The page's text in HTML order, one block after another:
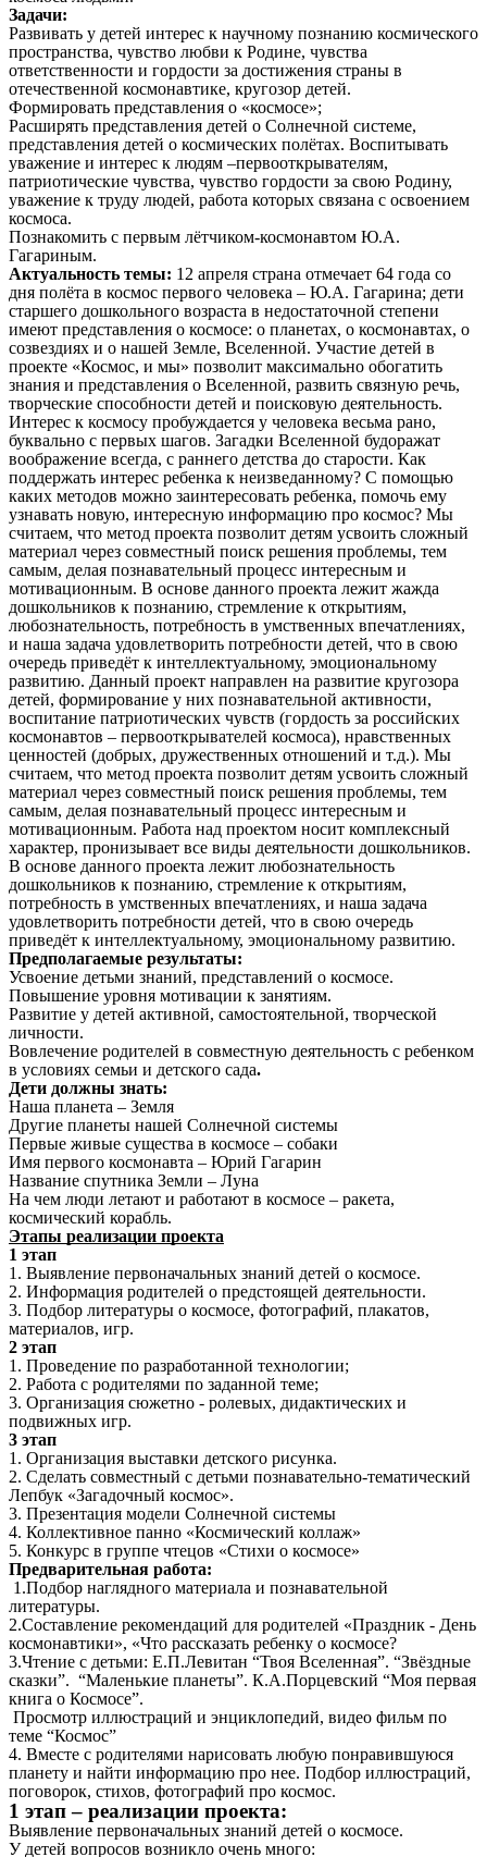
Задачи:
Развивать у детей интерес к научному познанию космического
пространства, чувство любви к Родине, чувства
ответственности и гордости за достижения страны в
отечественной космонавтике, кругозор детей.
Формировать представления о «космосе»;
Расширять представления детей о Солнечной системе,
представления детей о космических полётах. Воспитывать
уважение и интерес к людям –первооткрывателям,
патриотические чувства, чувство гордости за свою Родину,
уважение к труду людей, работа которых связана с освоением
космоса.
Познакомить с первым лётчиком-космонавтом Ю.А.
Гагариным.
Актуальность темы: 12 апреля страна отмечает 64 года со
дня полёта в космос первого человека – Ю.А. Гагарина; дети
старшего дошкольного возраста в недостаточной степени
имеют представления о космосе: о планетах, о космонавтах, о
созвездиях и о нашей Земле, Вселенной. Участие детей в
проекте «Космос, и мы» позволит максимально обогатить
знания и представления о Вселенной, развить связную речь,
творческие способности детей и поисковую деятельность.
Интерес к космосу пробуждается у человека весьма рано,
буквально с первых шагов. Загадки Вселенной будоражат
воображение всегда, с раннего детства до старости. Как
поддержать интерес ребенка к неизведанному? С помощью
каких методов можно заинтересовать ребенка, помочь ему
узнавать новую, интересную информацию про космос? Мы
считаем, что метод проекта позволит детям усвоить сложный
материал через совместный поиск решения проблемы, тем
самым, делая познавательный процесс интересным и
мотивационным. В основе данного проекта лежит жажда
дошкольников к познанию, стремление к открытиям,
любознательность, потребность в умственных впечатлениях,
и наша задача удовлетворить потребности детей, что в свою
очередь приведёт к интеллектуальному, эмоциональному
развитию. Данный проект направлен на развитие кругозора
детей, формирование у них познавательной активности,
воспитание патриотических чувств (гордость за российских
космонавтов – первооткрывателей космоса), нравственных
ценностей (добрых, дружественных отношений и т.д.). Мы
считаем, что метод проекта позволит детям усвоить сложный
материал через совместный поиск решения проблемы, тем
самым, делая познавательный процесс интересным и
мотивационным. Работа над проектом носит комплексный
характер, пронизывает все виды деятельности дошкольников.
В основе данного проекта лежит любознательность
дошкольников к познанию, стремление к открытиям,
потребность в умственных впечатлениях, и наша задача
удовлетворить потребности детей, что в свою очередь
приведёт к интеллектуальному, эмоциональному развитию.
Предполагаемые результаты:
Усвоение детьми знаний, представлений о космосе.
Повышение уровня мотивации к занятиям.
Развитие у детей активной, самостоятельной, творческой
личности.
Вовлечение родителей в совместную деятельность с ребенком
в условиях семьи и детского сада.
Дети должны знать:
Наша планета – Земля
Другие планеты нашей Солнечной системы
Первые живые существа в космосе – собаки
Имя первого космонавта – Юрий Гагарин
Название спутника Земли – Луна
На чем люди летают и работают в космосе – ракета,
космический корабль.
Этапы реализации проекта
1 этап
1. Выявление первоначальных знаний детей о космосе.
2. Информация родителей о предстоящей деятельности.
3. Подбор литературы о космосе, фотографий, плакатов,
материалов, игр.
2 этап
1. Проведение по разработанной технологии;
2. Работа с родителями по заданной теме;
3. Организация сюжетно - ролевых, дидактических и
подвижных игр.
3 этап
1. Организация выставки детского рисунка.
2. Сделать совместный с детьми познавательно-тематический
Лепбук «Загадочный космос».
3. Презентация модели Солнечной системы
4. Коллективное панно «Космический коллаж»
5. Конкурс в группе чтецов «Стихи о космосе»
Предварительная работа:
1.Подбор наглядного материала и познавательной
литературы.
2.Составление рекомендаций для родителей «Праздник - День
космонавтики», «Что рассказать ребенку о космосе?
3.Чтение с детьми: Е.П.Левитан “Твоя Вселенная”. “Звёздные
сказки”. “Маленькие планеты”. К.А.Порцевский “Моя первая
книга о Космосе”.
Просмотр иллюстраций и энциклопедий, видео фильм по
теме “Космос”
4. Вместе с родителями нарисовать любую понравившуюся
планету и найти информацию про нее. Подбор иллюстраций,
поговорок, стихов, фотографий про космос.
1 этап – реализации проекта:
Выявление первоначальных знаний детей о космосе.
У детей вопросов возникло очень много: